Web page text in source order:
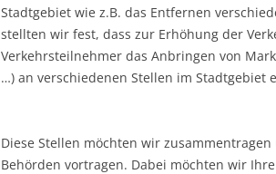
REA SCHNEIDER
SILKE KÖRNER
… UND EINIGE MEHR
Stadtgebiet wie z.B. das Entfernen
stellten wir fest, dass zur Erhöhung der
Verkehrsteilnehmer das Anbringen von
…) an verschiedenen Stellen im Stadtgebiet
Diese Stellen möchten wir
Behörden vortragen. Dabei möchten wir